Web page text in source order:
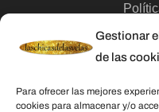
Gestionar
de las
Para ofrecer las mejores
cookies para almacenar y/o